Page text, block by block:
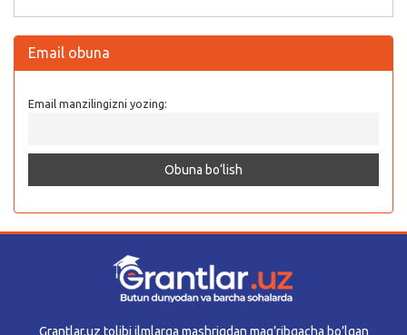
Email obuna
Email manzilingizni yozing:
Grantlar.uz tolibi ilmlarga mashriqdan mag’ribgacha bo’lgan